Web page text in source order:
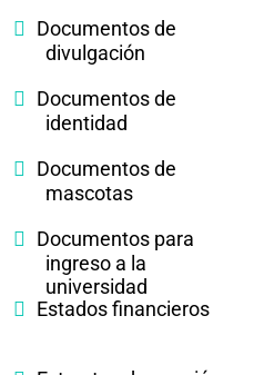
Documentos de
divulgación
Documentos de
identidad
Documentos de
mascotas
Documentos para
ingreso a la
universidad
Estados financieros